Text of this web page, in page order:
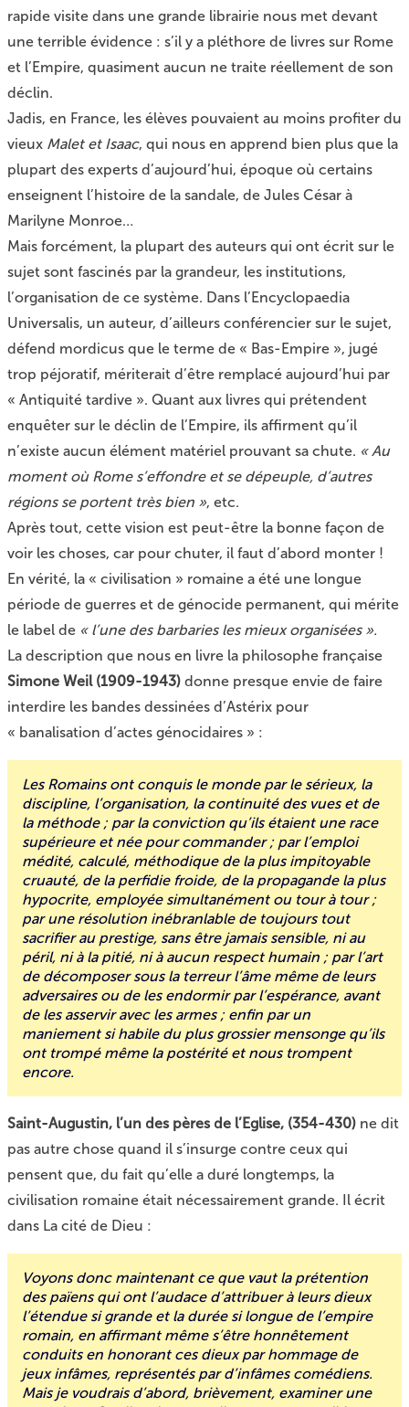
rapide visite dans une grande librairie nous met devant
une terrible évidence : s’il y a pléthore de livres sur Rome
et l’Empire, quasiment aucun ne traite réellement de son
déclin.
Jadis, en France, les élèves pouvaient au moins profiter du
vieux Malet et Isaac, qui nous en apprend bien plus que la
plupart des experts d’aujourd’hui, époque où certains
enseignent l’histoire de la sandale, de Jules César à
Marilyne Monroe…
Mais forcément, la plupart des auteurs qui ont écrit sur le
sujet sont fascinés par la grandeur, les institutions,
l’organisation de ce système. Dans l’Encyclopaedia
Universalis, un auteur, d’ailleurs conférencier sur le sujet,
défend mordicus que le terme de « Bas-Empire », jugé
trop péjoratif, mériterait d’être remplacé aujourd’hui par
« Antiquité tardive ». Quant aux livres qui prétendent
enquêter sur le déclin de l’Empire, ils affirment qu’il
n’existe aucun élément matériel prouvant sa chute. « Au
moment où Rome s’effondre et se dépeuple, d’autres
régions se portent très bien », etc.
Après tout, cette vision est peut-être la bonne façon de
voir les choses, car pour chuter, il faut d’abord monter !
En vérité, la « civilisation » romaine a été une longue
période de guerres et de génocide permanent, qui mérite
le label de « l’une des barbaries les mieux organisées ».
La description que nous en livre la philosophe française
Simone Weil (1909-1943) donne presque envie de faire
interdire les bandes dessinées d’Astérix pour
« banalisation d’actes génocidaires » :
Les Romains ont conquis le monde par le sérieux, la
discipline, l’organisation, la continuité des vues et de
la méthode ; par la conviction qu’ils étaient une race
supérieure et née pour commander ; par l’emploi
médité, calculé, méthodique de la plus impitoyable
cruauté, de la perfidie froide, de la propagande la plus
hypocrite, employée simultanément ou tour à tour ;
par une résolution inébranlable de toujours tout
sacrifier au prestige, sans être jamais sensible, ni au
péril, ni à la pitié, ni à aucun respect humain ; par l’art
de décomposer sous la terreur l’âme même de leurs
adversaires ou de les endormir par l’espérance, avant
de les asservir avec les armes ; enfin par un
maniement si habile du plus grossier mensonge qu’ils
ont trompé même la postérité et nous trompent
encore.
Saint-Augustin, l’un des pères de l’Eglise, (354-430) ne dit
pas autre chose quand il s’insurge contre ceux qui
pensent que, du fait qu’elle a duré longtemps, la
civilisation romaine était nécessairement grande. Il écrit
dans La cité de Dieu :
Voyons donc maintenant ce que vaut la prétention
des païens qui ont l’audace d’attribuer à leurs dieux
l’étendue si grande et la durée si longue de l’empire
romain, en affirmant même s’être honnêtement
conduits en honorant ces dieux par hommage de
jeux infâmes, représentés par d’infâmes comédiens.
Mais je voudrais d’abord, brièvement, examiner une